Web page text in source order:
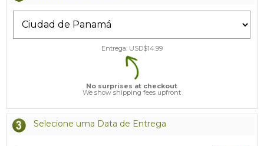
Entrega: USD$14.99
No surprises at checkout
We show shipping fees upfront
Selecione uma Data de Entrega